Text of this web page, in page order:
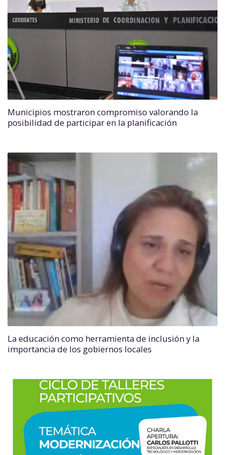
Municipios mostraron compromiso valorando la
posibilidad de participar en la planificación
La educación como herramienta de inclusión y la
importancia de los gobiernos locales